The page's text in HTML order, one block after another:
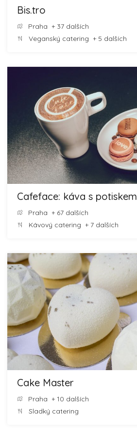
Bis.tro
Praha + 37 dalších
Veganský catering + 5 dalších
Cafeface: káva s potiskem
Praha + 67 dalších
Kávový catering + 7 dalších
Cake Master
Praha + 10 dalších
Sladký catering